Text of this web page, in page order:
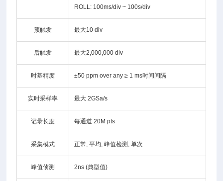
ROLL: 100ms/div ~ 100s/div
预触发 最大10 div
后触发 最大2,000,000 div
时基精度 ±50 ppm over any ≥ 1 ms时间间隔
实时采样率 最大 2GSa/s
记录长度 每通道 20M pts
采集模式 正常, 平均, 峰值检测, 单次
峰值侦测 2ns (典型值)